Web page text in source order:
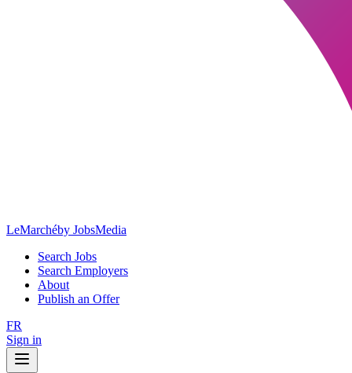
LeMarchéby JobsMedia
Search Jobs
Search Employers
About
Publish an Offer
FR
Sign in